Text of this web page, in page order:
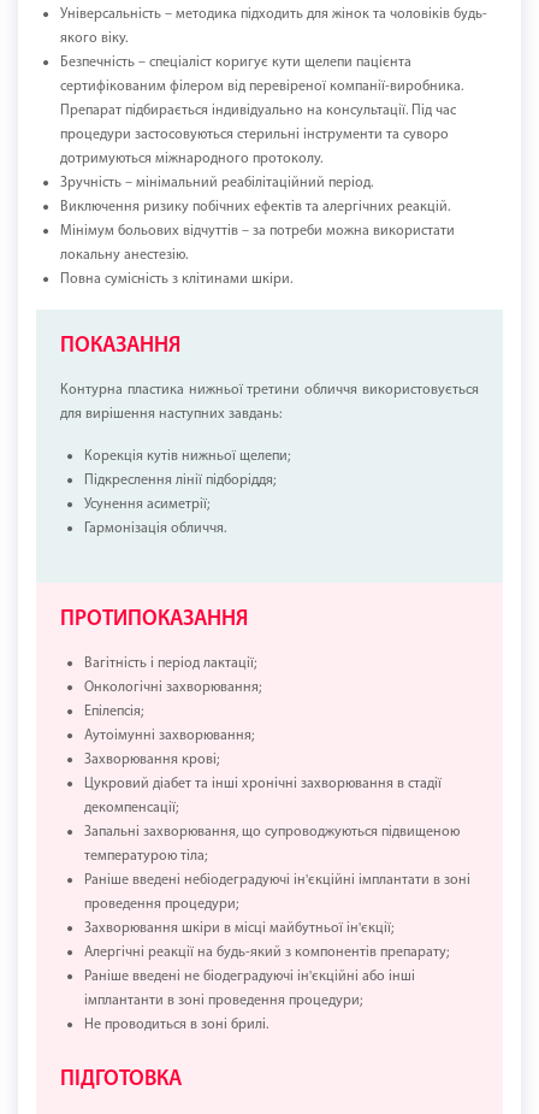
Універсальність – методика підходить для жінок та чоловіків будь-
якого віку.
Безпечність – спеціаліст коригує кути щелепи пацієнта
сертифікованим філером від перевіреної компанії-виробника.
Препарат підбирається індивідуально на консультації. Під час
процедури застосовуються стерильні інструменти та суворо
дотримуються міжнародного протоколу.
Зручність – мінімальний реабілітаційний період.
Виключення ризику побічних ефектів та алергічних реакцій.
Мінімум больових відчуттів – за потреби можна використати
локальну анестезію.
Повна сумісність з клітинами шкіри.
ПОКАЗАННЯ
Контурна пластика нижньої третини обличчя використовується
для вирішення наступних завдань:
Корекція кутів нижньої щелепи;
Підкреслення лінії підборіддя;
Усунення асиметрії;
Гармонізація обличчя.
ПРОТИПОКАЗАННЯ
Вагітність і період лактації;
Онкологічні захворювання;
Епілепсія;
Аутоімунні захворювання;
Захворювання крові;
Цукровий діабет та інші хронічні захворювання в стадії
декомпенсації;
Запальні захворювання, що супроводжуються підвищеною
температурою тіла;
Раніше введені небіодеградуючі ін'єкційні імплантати в зоні
проведення процедури;
Захворювання шкіри в місці майбутньої ін'єкції;
Алергічні реакції на будь-який з компонентів препарату;
Раніше введені не біодеградуючі ін'єкційні або інші
імплантанти в зоні проведення процедури;
Не проводиться в зоні брилі.
ПІДГОТОВКА